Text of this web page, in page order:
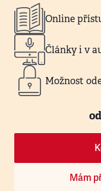
Online
Články i v
Možnost
od
Mám